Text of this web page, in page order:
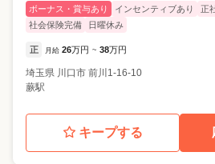
ボーナス・賞与あり インセンティブあり 正
社会保険完備
日曜休み
正 月給 26万円 ~ 38万円
埼玉県 川口市 前川1-16-10
蕨駅
キープする